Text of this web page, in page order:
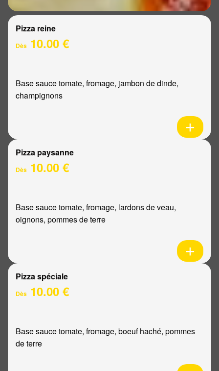
Pizza reine
Dès 10.00 €
Base sauce tomate, fromage, jambon de dinde,
champignons
Pizza paysanne
Dès 10.00 €
Base sauce tomate, fromage, lardons de veau,
oignons, pommes de terre
Pizza spéciale
Dès 10.00 €
Base sauce tomate, fromage, boeuf haché, pommes
de terre